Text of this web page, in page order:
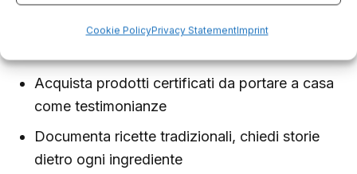
Cookie PolicyPrivacy StatementImprint
Assaggia piatti preparati come 50 anni fa, non
Acquista prodotti certificati da portare a casa
come testimonianze
Documenta ricette tradizionali, chiedi storie
dietro ogni ingrediente